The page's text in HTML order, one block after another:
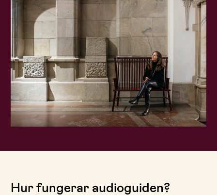
Hur fungerar audioguiden?